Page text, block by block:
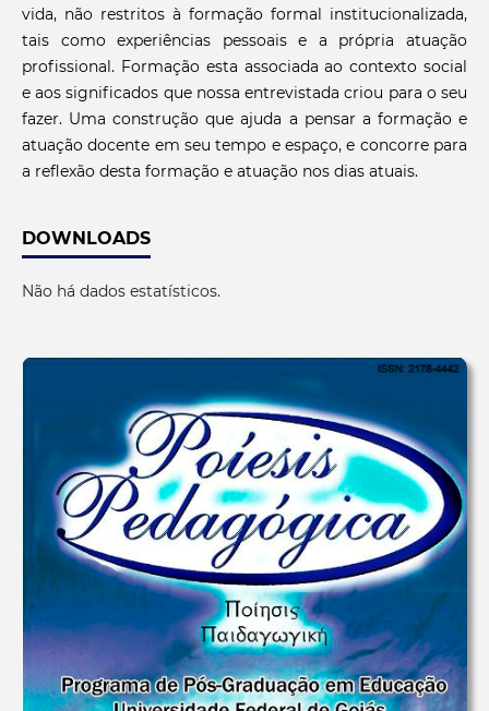
vida, não restritos à formação formal institucionalizada,
tais como experiências pessoais e a própria atuação
profissional. Formação esta associada ao contexto social
e aos significados que nossa entrevistada criou para o seu
fazer. Uma construção que ajuda a pensar a formação e
atuação docente em seu tempo e espaço, e concorre para
a reflexão desta formação e atuação nos dias atuais.
DOWNLOADS
Não há dados estatísticos.